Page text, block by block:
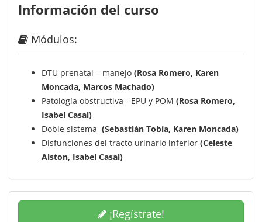
Información del curso
Módulos:
DTU prenatal – manejo (Rosa Romero, Karen
Moncada, Marcos Machado)
Patología obstructiva - EPU y POM (Rosa Romero,
Isabel Casal)
Doble sistema (Sebastián Tobía, Karen Moncada)
Disfunciones del tracto urinario inferior (Celeste
Alston, Isabel Casal)
¡Regístrate!